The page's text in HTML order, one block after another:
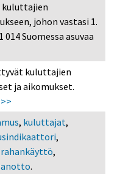
kuluttajien
johon vastasi 1.
Suomessa asuvaa
kuluttajien
ja aikomukset.
, kuluttajat,
,
rahankäyttö,
.